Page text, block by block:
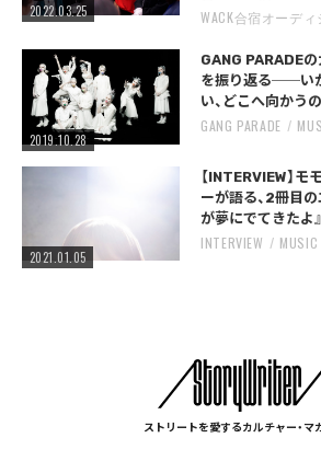
2022.03.25 WACK合宿オーデ
2019.10.28
GANG PARADE
を振り返る──い
い、どこへ向かう
GANG PARADE
2021.01.05
【INTERVIEW】
ーが語る、2冊目
が夢にでてきたよ』
INTERVIEW MUSIC
ストリートを愛するカルチャー・マ